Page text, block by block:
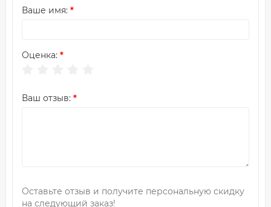
Ваше имя:
Оценка:
Ваш отзыв:
Оставьте отзыв и получите персональную скидку
на следующий заказ!